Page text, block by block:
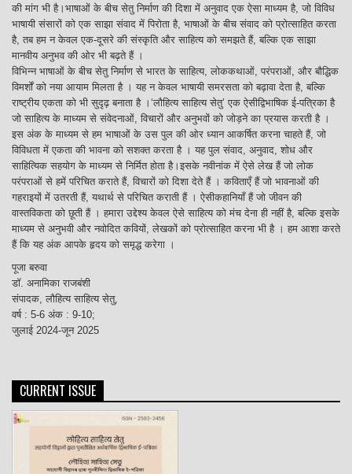
की मांग भी है।भाषाओं के बीच सेतु निर्माण की दिशा में अनुवाद एक ऐसा माध्यम है, जो विविध
भाषायी संसारों को एक साझा संवाद में पिरोता है, भाषाओं के बीच संवाद को प्रोत्साहित करता
है, तब हम न केवल एक-दूसरे की संस्कृति और साहित्य को समझते हैं, बल्कि एक साझा
मानवीय अनुभव की ओर भी बढ़ते हैं ।
विभिन्न भाषाओं के बीच सेतु निर्माण से भारत के साहित्य, लोककथाओं, परंपराओं, और बौद्धिक
विमर्शों को नया आयाम मिलता है । यह न केवल भाषायी समरसता को बढ़ावा देता है, बल्कि
राष्ट्रीय एकता को भी सुदृढ़ बनाता है ।‘लौहित्य साहित्य सेतु’ एक ऐसीद्विभाषिक ई-पत्रिका है
जो साहित्य के माध्यम से संवेदनाओं, विचारों और अनुभवों को जोड़ने का प्रयास करती है ।
इस अंक के माध्यम से हम भाषाओं के उस पुल की ओर ध्यान आकर्षित करना चाहते हैं, जो
विविधता में एकता की भावना को सशक्त करता है । यह पुल संवाद, अनुवाद, शोध और
साहित्यिक सहयोग के माध्यम से निर्मित होता है।इसके नवीनांक में ऐसे लेख हैं जो लोक
परंपराओं से हमें परिचित कराते हैं, विचारों को दिशा देते हैं । कविताएँ हैं जो भावनाओं की
गहराइयों में उतरती हैं, यथार्थ से परिचित कराती हैं । ऐसीकहानियाँ हैं जो जीवन की
वास्तविकता को छूती हैं । हमारा उद्देश्य केवल ऐसे साहित्य को मंच देना ही नहीं है, बल्कि इसके
माध्यम से अनुभवी और नवोदित कवियों, लेखकों को प्रोत्साहित करना भी है । हम आशा करते
हैं कि यह अंक आपके हृदय को समृद्ध करेगा ।
पूजा बरुवा
डॉ. अनामिका राजबंशी
संपादक, लौहित्य साहित्य सेतु,
वर्ष : 5-6 अंक : 9-10;
जुलाई 2024-जून 2025
CURRENT ISSUE